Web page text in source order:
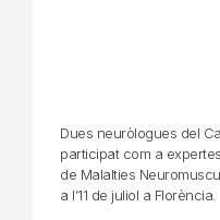
Dues neuròlogues del
participat com a
de Malalties
a l’11 de juliol a Florència.